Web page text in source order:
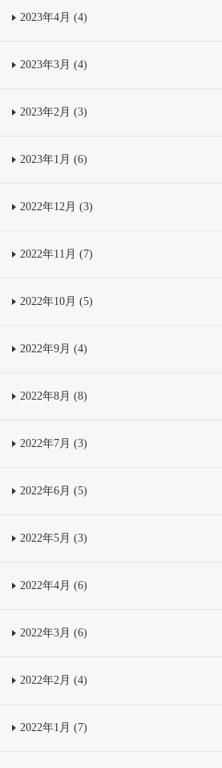
2023年4月 (4)
2023年3月 (4)
2023年2月 (3)
2023年1月 (6)
2022年12月 (3)
2022年11月 (7)
2022年10月 (5)
2022年9月 (4)
2022年8月 (8)
2022年7月 (3)
2022年6月 (5)
2022年5月 (3)
2022年4月 (6)
2022年3月 (6)
2022年2月 (4)
2022年1月 (7)